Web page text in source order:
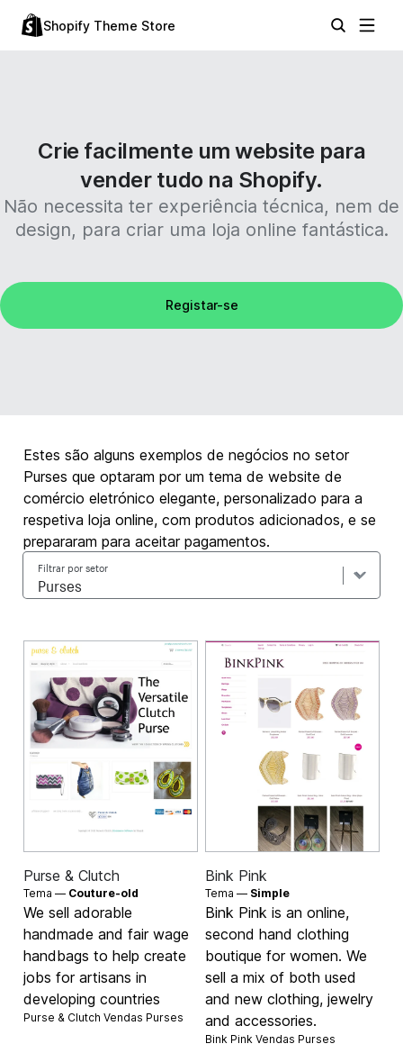
Shopify Theme Store
Crie facilmente um website para
vender tudo na Shopify.
Não necessita ter experiência técnica, nem de
design, para criar uma loja online fantástica.
Registar-se
Estes são alguns exemplos de negócios no setor
Purses que optaram por um tema de website de
comércio eletrónico elegante, personalizado para a
respetiva loja online, com produtos adicionados, e se
prepararam para aceitar pagamentos.
Filtrar por setor
Purse & Clutch
Tema — Couture-old
We sell adorable
handmade and fair wage
handbags to help create
jobs for artisans in
developing countries
Purse & Clutch Vendas Purses
Bink Pink
Tema — Simple
Bink Pink is an online,
second hand clothing
boutique for women. We
sell a mix of both used
and new clothing, jewelry
and accessories.
Bink Pink Vendas Purses